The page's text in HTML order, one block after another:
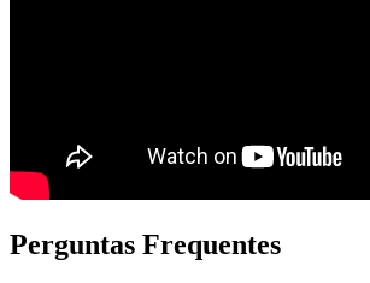
Perguntas Frequentes